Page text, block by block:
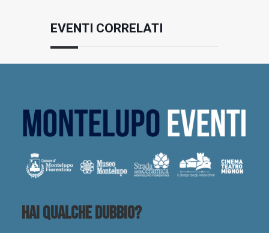
EVENTI CORRELATI
Hai qualche dubbio?